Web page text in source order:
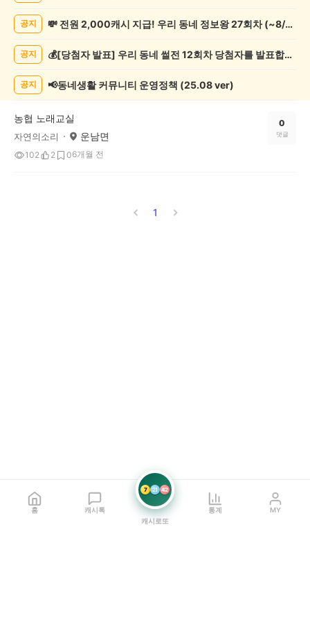
록
공지 💸 전원 2,000캐시 지급! 우리 동네 정보왕 27회차 (~8/10)
공지 💰[당첨자 발표] 우리 동네 썰전 12회차 당첨자를 발표합니다!
공지 📢동네생활 커뮤니티 운영정책 (25.08 ver)
농협 노래교실
자연의소리 운남면
102 2 06개월 전
0
댓글
1
홈 캐시톡
7 21 42
캐시로또
통계 MY